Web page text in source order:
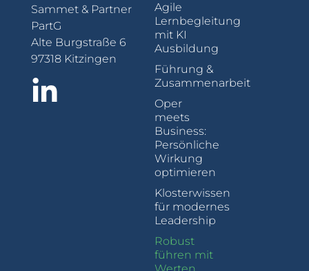
Sammet & Partner
PartG
Alte Burgstraße 6
97318 Kitzingen
Agile
Lernbegleitung
mit KI
Ausbildung
Führung &
Zusammenarbeit
Oper
meets
Business:
Persönliche
Wirkung
optimieren
Klosterwissen
für modernes
Leadership
Robust
führen mit